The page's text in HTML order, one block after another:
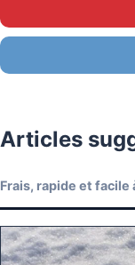
Articles
Frais, rapide et facile